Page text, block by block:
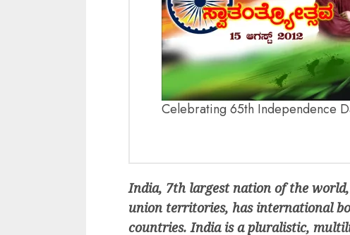
Celebrating 65th Independence
India, 7th largest nation of the
union territories, has international
countries. India is a pluralistic,